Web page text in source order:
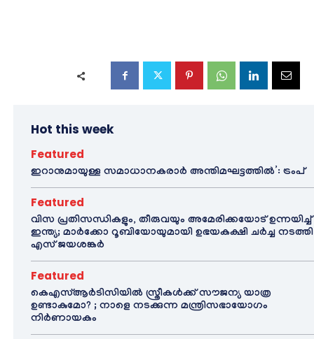
Hot this week
Featured
ഇറാനുമായുള്ള സമാധാനകരാർ അന്തിമഘട്ടത്തിൽ‌’: ട്രംപ്
Featured
വിസ പ്രതിസന്ധികളും, തീരുവയും അമേരിക്കയോട് ഉന്നയിച്ച്
ഇന്ത്യ; മാർക്കോ റൂബിയോയുമായി ഉഭയകക്ഷി ചർച്ച നടത്തി
എസ് ജയശങ്കർ
Featured
കെഎസ്ആർടിസിയിൽ സ്ത്രീകൾക്ക് സൗജന്യ യാത്ര
ഉണ്ടാകുമോ? ; നാളെ നടക്കുന്ന മന്ത്രിസഭായോഗം
നിർണായകം